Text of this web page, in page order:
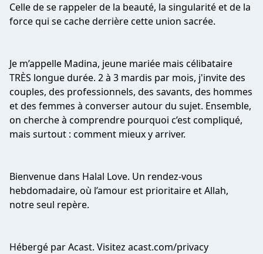
Celle de se rappeler de la beauté, la singularité et de la
force qui se cache derrière cette union sacrée.
Je m’appelle Madina, jeune mariée mais célibataire
TRÈS longue durée. 2 à 3 mardis par mois, j'invite des
couples, des professionnels, des savants, des hommes
et des femmes à converser autour du sujet. Ensemble,
on cherche à comprendre pourquoi c’est compliqué,
mais surtout : comment mieux y arriver.
Bienvenue dans Halal Love. Un rendez-vous
hebdomadaire, où l’amour est prioritaire et Allah,
notre seul repère.
Hébergé par Acast. Visitez acast.com/privacy